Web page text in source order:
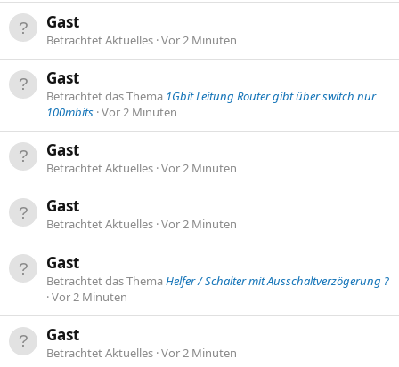
Gast
Betrachtet Aktuelles Vor 2 Minuten
Gast
Betrachtet das Thema 1Gbit Leitung Router gibt über switch nur
100mbits Vor 2 Minuten
Gast
Betrachtet Aktuelles Vor 2 Minuten
Gast
Betrachtet Aktuelles Vor 2 Minuten
Gast
Betrachtet das ThemaHelfer / Schalter mit Ausschaltverzögerung ?
Vor 2 Minuten
Gast
Betrachtet Aktuelles Vor 2 Minuten